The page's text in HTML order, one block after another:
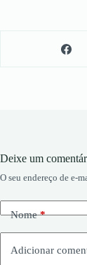
Deixe um
O seu endereço de e-
Nome*
Adicionar